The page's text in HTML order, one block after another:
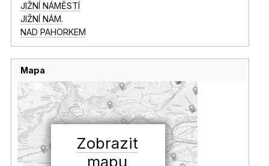
JIŽNÍ NÁMĚSTÍ
JIŽNÍ NÁM.
NAD PAHORKEM
Mapa
Zobrazit
mapu